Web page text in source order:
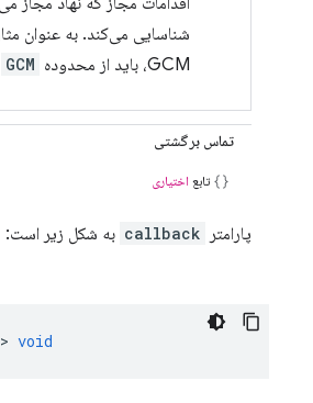
شناسایی می‌کند. به عنوان
GCM، باید از محدوده
GCM
تماس برگشتی
تابع اختیاری
پارامتر callback به شکل زیر است:
void